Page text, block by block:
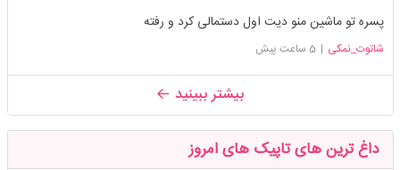
پسره تو ماشین منو دیت اول دستمالی کرد و رفته
شاتوت_نمکی | 5 ساعت پیش
بیشتر ببینید
داغ ترین های تاپیک های امروز